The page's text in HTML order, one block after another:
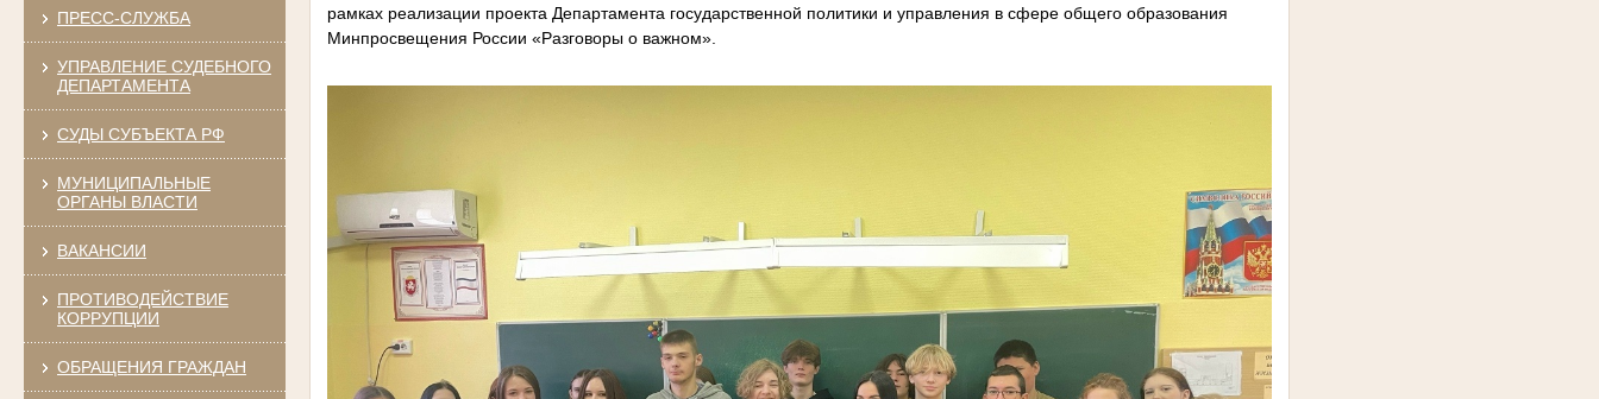
ПРЕСС-СЛУЖБА
УПРАВЛЕНИЕ СУДЕБНОГО
ДЕПАРТАМЕНТА
СУДЫ СУБЪЕКТА РФ
МУНИЦИПАЛЬНЫЕ
ОРГАНЫ ВЛАСТИ
ВАКАНСИИ
ПРОТИВОДЕЙСТВИЕ
КОРРУПЦИИ
ОБРАЩЕНИЯ ГРАЖДАН
рамках реализации проекта Департамента государственной политики и управления в сфере общего образования
Минпросвещения России «Разговоры о важном».